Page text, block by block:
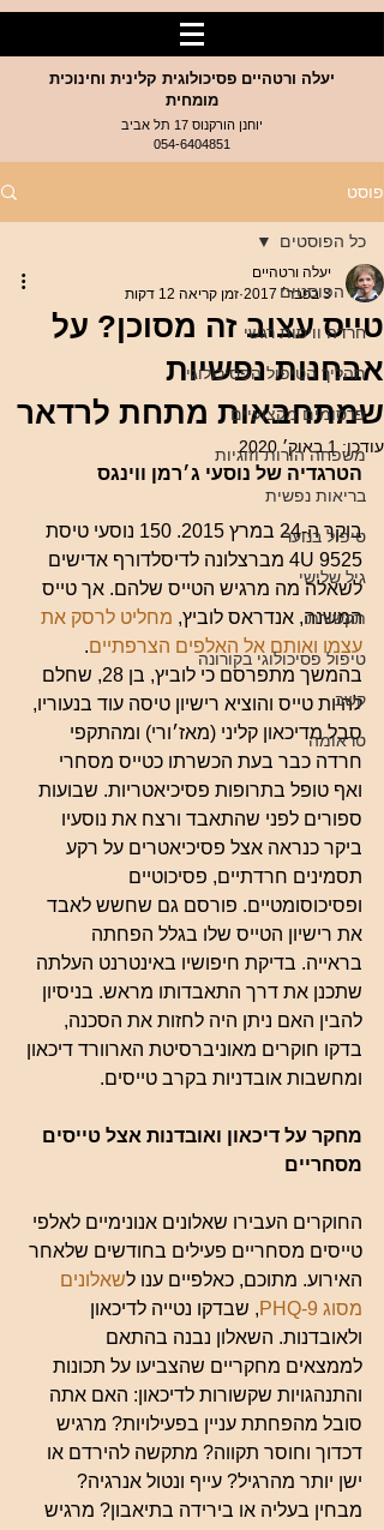
יעלה ורטהיים פסיכולוגית קלינית וחינוכית
מומחית
יוחנן הורקנוס 17 תל אביב
054-6404851
פוסט
כל הפוסטים
חרדה וויסות רגשי
תהליך הטיפול הפסיכולוגי
פרסומים מקצועיים
משפחה הורות וזוגיות
בריאות נפשית
טיפול בנוער
גיל שלישי
תקשורת
טיפול פסיכולוגי בקורונה
קשב
טראומה
כל הפוסטים
טייס עצוב זה מסוכן? על
אבחנות נפשיות
שמתחבאות מתחת לרדאר
יעלה ורטהיים
3 בפבר׳ 2017
זמן קריאה 12 דקות
עודכן: 1 באוק׳ 2020
הטרגדיה של נוסעי ג׳רמן ווינגס
בוקר ה-24 במרץ 2015. 150 נוסעי טיסת
4U 9525 מברצלונה לדיסלדורף אדישים
לשאלה מה מרגיש הטייס שלהם. אך טייס
המשנה, אנדראס לוביץ, מחליט לרסק את
עצמו ואותם אל האלפים הצרפתיים.
בהמשך מתפרסם כי לוביץ, בן 28, שחלם
להיות טייס והוציא רישיון טיסה עוד בנעוריו,
סבל מדיכאון קליני (מאז׳ורי) ומהתקפי
חרדה כבר בעת הכשרתו כטייס מסחרי
ואף טופל בתרופות פסיכיאטריות. שבועות
ספורים לפני שהתאבד ורצח את נוסעיו
ביקר כנראה אצל פסיכיאטרים על רקע
תסמינים חרדתיים, פסיכוטיים
ופסיכוסומטיים. פורסם גם שחשש לאבד
את רישיון הטייס שלו בגלל הפחתה
בראייה. בדיקת חיפושיו באינטרנט העלתה
שתכנן את דרך התאבדותו מראש. בניסיון
להבין האם ניתן היה לחזות את הסכנה,
בדקו חוקרים מאוניברסיטת הארוורד דיכאון
ומחשבות אובדניות בקרב טייסים.
מחקר על דיכאון ואובדנות אצל טייסים
מסחריים
החוקרים העבירו שאלונים אנונימיים לאלפי
טייסים מסחריים פעילים בחודשים שלאחר
האירוע. מתוכם, כאלפיים ענו לשאלונים
מסוג PHQ-9
, שבדקו נטייה לדיכאון
ולאובדנות. השאלון נבנה בהתאם
לממצאים מחקריים שהצביעו על תכונות
והתנהגויות שקשורות לדיכאון: האם אתה
סובל מהפחתת עניין בפעילויות? מרגיש
דכדוך וחוסר תקווה? מתקשה להירדם או
ישן יותר מהרגיל? עייף ונטול אנרגיה?
מבחין בעליה או בירידה בתיאבון? מרגיש